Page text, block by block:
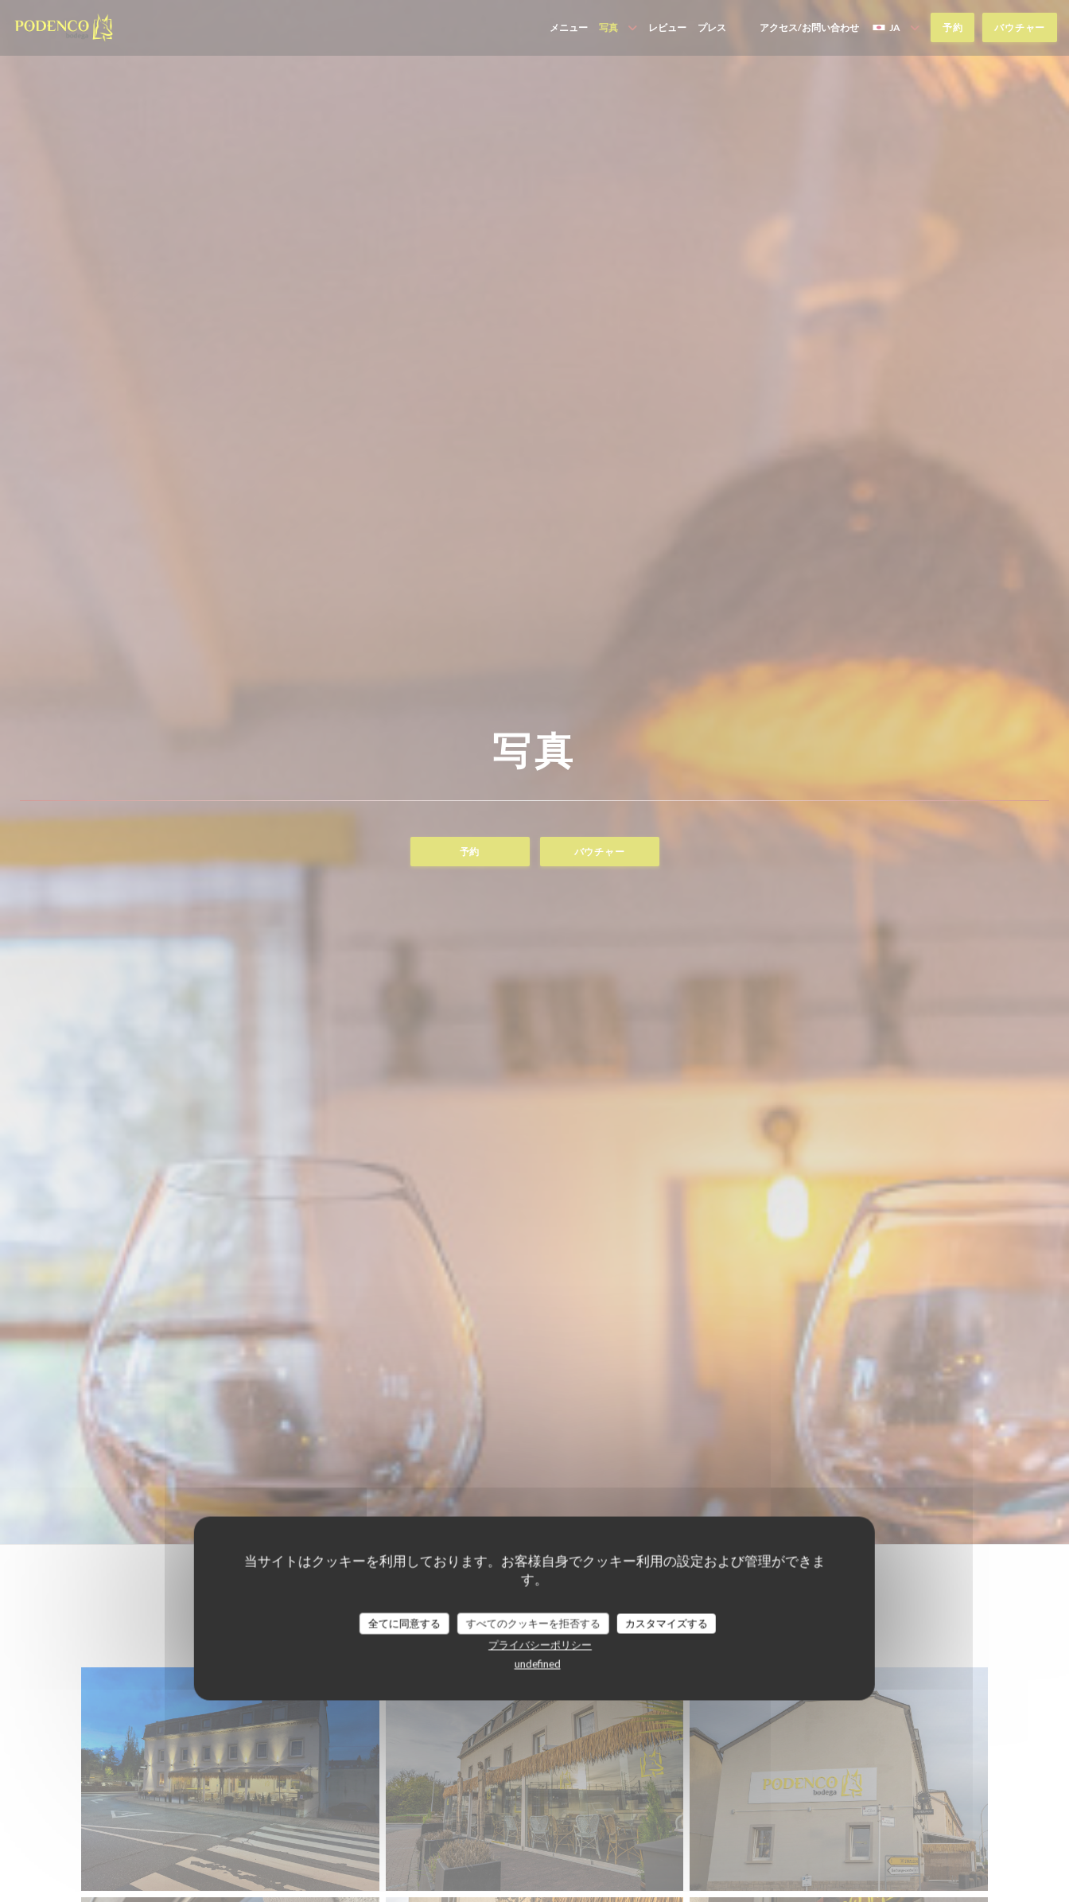
当サイトはクッキーを利用しております。お客様自身でクッキー利用の設定および管理ができま
す。
全てに同意する すべてのクッキーを拒否する
カスタマイズする
プライバシーポリシー
undefined
メニュー 写真 レビュー プレス ((新しいウィンドウで開きます))
((新しいウィンドウで開きます))
アクセス/お問い合わせ JA 予約 バウチャー
写真
予約 バウチャー
Exterior